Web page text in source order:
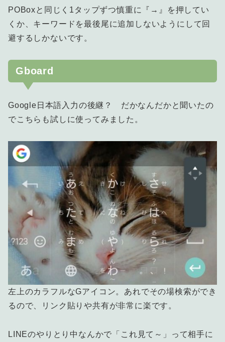
POBoxと同じく1タップずつ慎重に『→』を押してい
くか、キーワードを最後尾に追加しないようにして回
避するしかないです。
Gboard
Google日本語入力の後継？ だかなんだかと聞いたの
でこちらも試しに使ってみました。
左上のカラフルなGアイコン。あれでその場検索ができ
るので、リンク貼りや共有が非常に楽です。
LINEのやりとり中なんかで「これ見て～」って相手に